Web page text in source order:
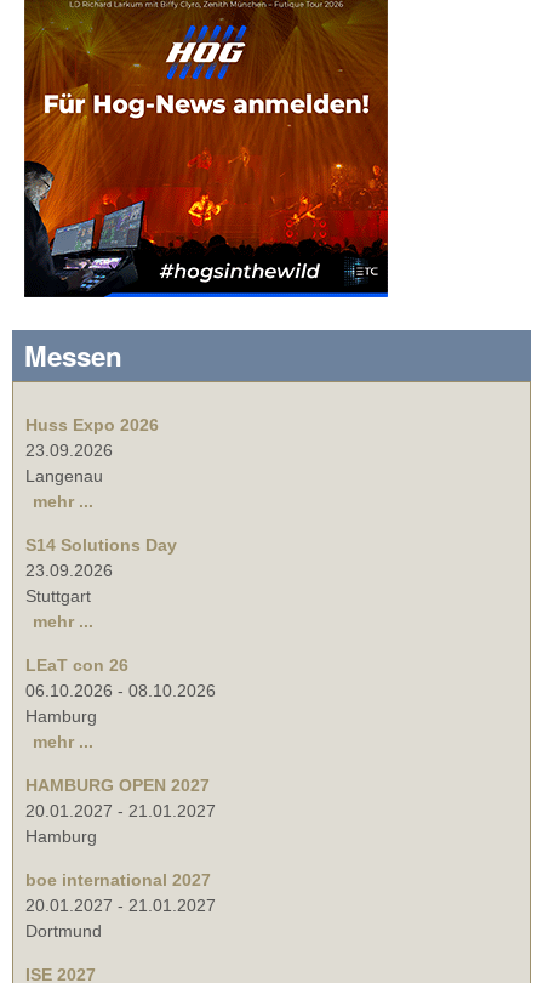
Messen
Huss Expo 2026
23.09.2026
Langenau
mehr ...
S14 Solutions Day
23.09.2026
Stuttgart
mehr ...
LEaT con 26
06.10.2026 - 08.10.2026
Hamburg
mehr ...
HAMBURG OPEN 2027
20.01.2027 - 21.01.2027
Hamburg
boe international 2027
20.01.2027 - 21.01.2027
Dortmund
ISE 2027